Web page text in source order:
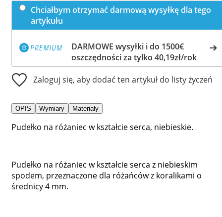
Chciałbym otrzymać darmową wysyłkę dla tego
artykułu
DARMOWE wysyłki i do 1500€
oszczędności za tylko 40,19zł/rok
Zaloguj się, aby dodać ten artykuł do listy życzeń
OPIS Wymiary Materiały
Pudełko na różaniec w kształcie serca, niebieskie.
Pudełko na różaniec w kształcie serca z niebieskim
spodem, przeznaczone dla różańców z koralikami o
średnicy 4 mm.